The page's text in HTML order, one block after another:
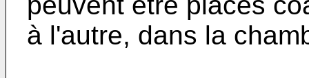
à l'autre, dans la